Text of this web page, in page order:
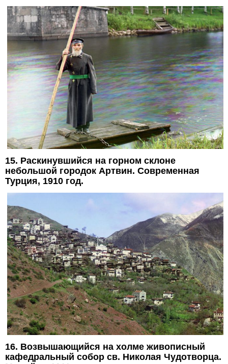
15. Раскинувшийся на горном склоне
небольшой городок Артвин. Современная
Турция, 1910 год.
16. Возвышающийся на холме живописный
кафедральный собор св. Николая Чудотворца.